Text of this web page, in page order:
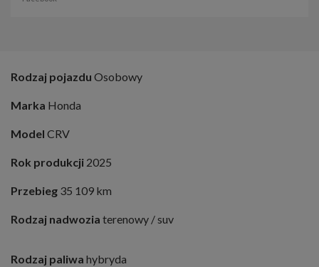
Rodzaj pojazdu Osobowy
Marka Honda
Model CRV
Rok produkcji 2025
Przebieg 35 109 km
Rodzaj nadwozia terenowy / suv
Rodzaj paliwa hybryda